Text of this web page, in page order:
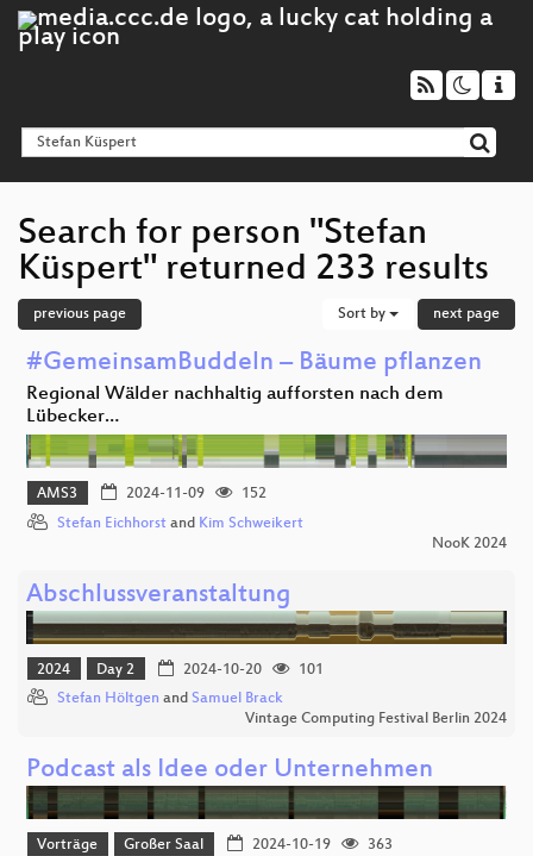
Search for person "Stefan
Küspert" returned 233 results
previous page Sort by next page
#GemeinsamBuddeln – Bäume pflanzen
Regional Wälder nachhaltig aufforsten nach dem
Lübecker…
AMS3 2024-11-09
152
Stefan Eichhorst and Kim Schweikert
NooK 2024
Abschlussveranstaltung
2024 Day 2 2024-10-20
101
Stefan Höltgen and Samuel Brack
Vintage Computing Festival Berlin 2024
Podcast als Idee oder Unternehmen
Vorträge Großer Saal 2024-10-19
363